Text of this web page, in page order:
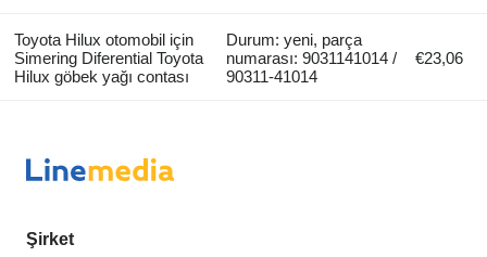
Toyota Hilux otomobil için
Simering Diferential Toyota
Hilux göbek yağı contası
Durum: yeni, parça
numarası: 9031141014 /
90311-41014
€23,06
Şirket